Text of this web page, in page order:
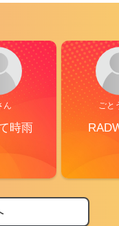
ん
時雨
ごと